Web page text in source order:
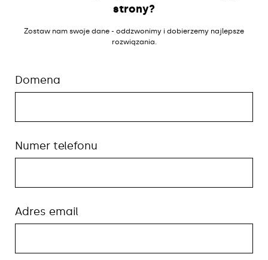
strony?
Zostaw nam swoje dane - oddzwonimy i dobierzemy najlepsze
rozwiązania.
Domena
Numer telefonu
Adres email